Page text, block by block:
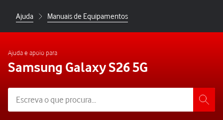
Ajuda Manuais de Equipamentos
Ajuda e apoio para
Samsung Galaxy S26 5G